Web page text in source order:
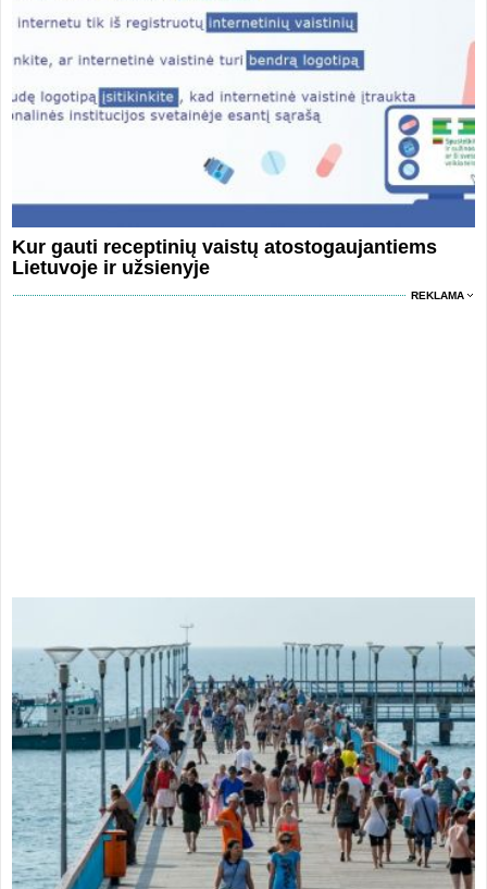
Kur gauti receptinių vaistų atostogaujantiems
Lietuvoje ir užsienyje
REKLAMA